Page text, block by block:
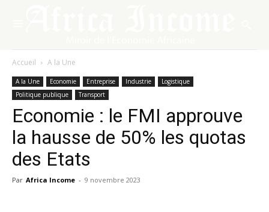
Accueil A la Une
A la Une Economie Entreprise Industrie
Logistique
Politique publique
Transport
Economie : le FMI approuve
la hausse de 50% les quotas
des Etats
Par Africa Income - 9 novembre 2023